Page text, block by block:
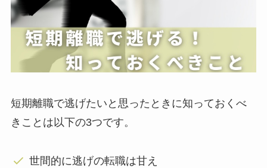
短期離職で逃げたいと思ったときに知っておくべ
きことは以下の3つです。
世間的に逃げの転職は甘え